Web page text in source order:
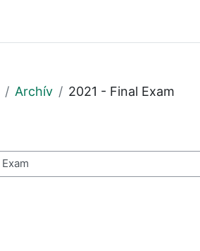
Archív 2021 - Final Exam